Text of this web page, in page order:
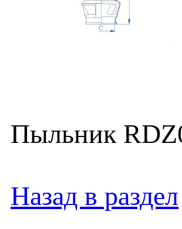
Пыльник
Назад в раздел